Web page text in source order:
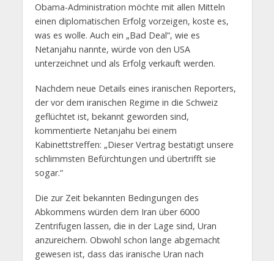
Obama-Administration möchte mit allen Mitteln
einen diplomatischen Erfolg vorzeigen, koste es,
was es wolle. Auch ein „Bad Deal“, wie es
Netanjahu nannte, würde von den USA
unterzeichnet und als Erfolg verkauft werden.
Nachdem neue Details eines iranischen Reporters,
der vor dem iranischen Regime in die Schweiz
geflüchtet ist, bekannt geworden sind,
kommentierte Netanjahu bei einem
Kabinettstreffen: „Dieser Vertrag bestätigt unsere
schlimmsten Befürchtungen und übertrifft sie
sogar.“
Die zur Zeit bekannten Bedingungen des
Abkommens würden dem Iran über 6000
Zentrifugen lassen, die in der Lage sind, Uran
anzureichern. Obwohl schon lange abgemacht
gewesen ist, dass das iranische Uran nach